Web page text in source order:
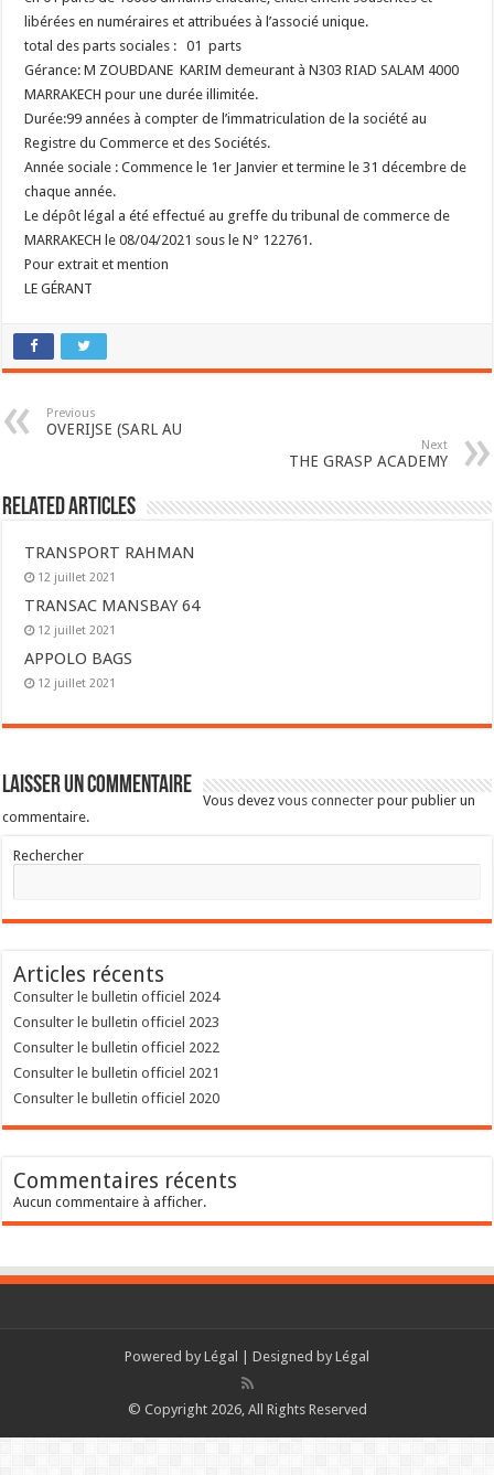
libérées en numéraires et attribuées à l’associé unique.
total des parts sociales : 01 parts
Gérance: M ZOUBDANE KARIM demeurant à N303 RIAD SALAM 4000
MARRAKECH pour une durée illimitée.
Durée:99 années à compter de l’immatriculation de la société au
Registre du Commerce et des Sociétés.
Année sociale : Commence le 1er Janvier et termine le 31 décembre de
chaque année.
Le dépôt légal a été effectué au greffe du tribunal de commerce de
MARRAKECH le 08/04/2021 sous le N° 122761.
Pour extrait et mention
LE GÉRANT
Previous
OVERIJSE (SARL AU
Next
THE GRASP ACADEMY
Related Articles
TRANSPORT RAHMAN
12 juillet 2021
TRANSAC MANSBAY 64
12 juillet 2021
APPOLO BAGS
12 juillet 2021
Laisser un commentaire
Vous devezvous connecter pour publier un
commentaire.
Rechercher
Articles récents
Consulter le bulletin officiel 2024
Consulter le bulletin officiel 2023
Consulter le bulletin officiel 2022
Consulter le bulletin officiel 2021
Consulter le bulletin officiel 2020
Commentaires récents
Aucun commentaire à afficher.
Powered by Légal | Designed by Légal
© Copyright 2026, All Rights Reserved